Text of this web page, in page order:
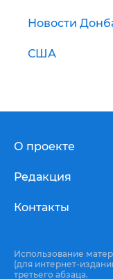
Новости
США
О проекте
Редакция
Контакты
Использование
(для интернет-
третьего абзаца.